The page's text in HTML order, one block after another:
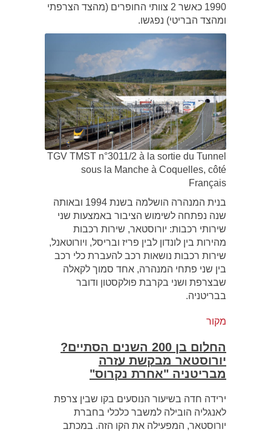
1990 כאשר 2 צוותי החופרים (מהצד הצרפתי
ומהצד הבריטי) נפגשו.
TGV TMST n°3011/2 à la sortie du Tunnel
sous la Manche à Coquelles, côté
Français
בנית המנהרה הושלמה בשנת 1994 ובאותה
שנה נפתחה לשימוש הציבור באמצעות שני
שירותי רכבות: יורוסטאר, שירות רכבות
מהירות בין לונדון לבין פריז ובריסל, ויורוטאנל,
שירות רכבות נושאות רכב להעברת כלי רכב
בין שני פתחי המנהרה, אחד סמוך לקאלה
שבצרפת ושני בקרבת פולקסטון ודובר
בבריטניה.
מקור
החלום בן 200 השנים הסתיים?
יורוסטאר מבקשת עזרה
מבריטניה "אחרת נקרוס"
ירידה חדה בשיעור הנוסעים בקו שבין צרפת
לאנגליה הובילה למשבר כלכלי בחברת
יורוסטאר, המפעילה את הקו הזה. במכתב